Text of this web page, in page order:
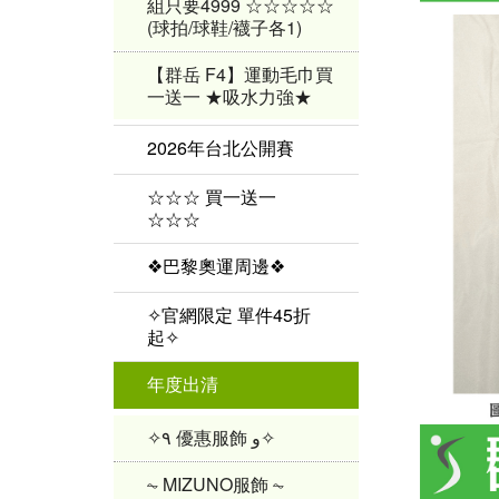
(球拍/球鞋/襪子各1)
【群岳 F4】運動毛巾買
一送一 ★吸水力強★
2026年台北公開賽
☆☆☆ 買一送一
☆☆☆
❖巴黎奧運周邊❖
✧官網限定 單件45折
起✧
年度出清
✧٩ 優惠服飾 و✧
⏦ MIZUNO服飾 ⏦